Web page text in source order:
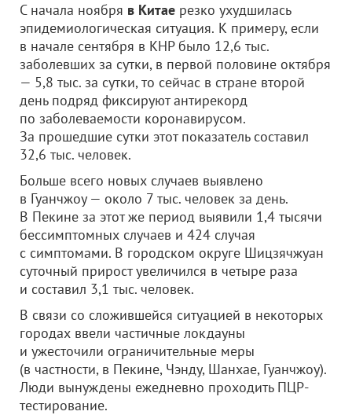
С начала ноября в Китае резко ухудшилась
эпидемиологическая ситуация. К примеру, если
в начале сентября в КНР было 12,6 тыс.
заболевших за сутки, в первой половине октября
— 5,8 тыс. за сутки, то сейчас в стране второй
день подряд фиксируют антирекорд
по заболеваемости коронавирусом.
За прошедшие сутки этот показатель составил
32,6 тыс. человек.
Больше всего новых случаев выявлено
в Гуанчжоу — около 7 тыс. человек за день.
В Пекине за этот же период выявили 1,4 тысячи
бессимптомных случаев и 424 случая
с симптомами. В городском округе Шицзячжуан
суточный прирост увеличился в четыре раза
и составил 3,1 тыс. человек.
В связи со сложившейся ситуацией в некоторых
городах ввели частичные локдауны
и ужесточили ограничительные меры
(в частности, в Пекине, Чэнду, Шанхае, Гуанчжоу).
Люди вынуждены ежедневно проходить ПЦР-
тестирование.